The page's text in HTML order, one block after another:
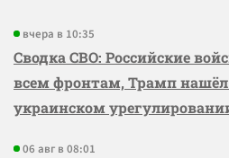
вчера в 10:35
Сводка СВО: Российские
всем фронтам, Трамп нашёл
украинском
06 авг в 08:01